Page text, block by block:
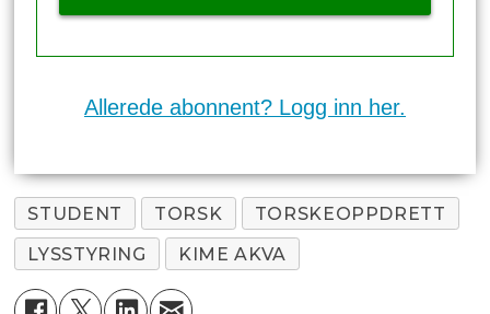
Allerede abonnent? Logg inn her.
STUDENT TORSK
TORSKEOPPDRETT
LYSSTYRING
KIME AKVA